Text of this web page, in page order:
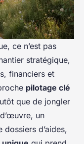
ce n’est pas
stratégique,
financiers et
pilotage clé
que de jongler
un
d’aides,